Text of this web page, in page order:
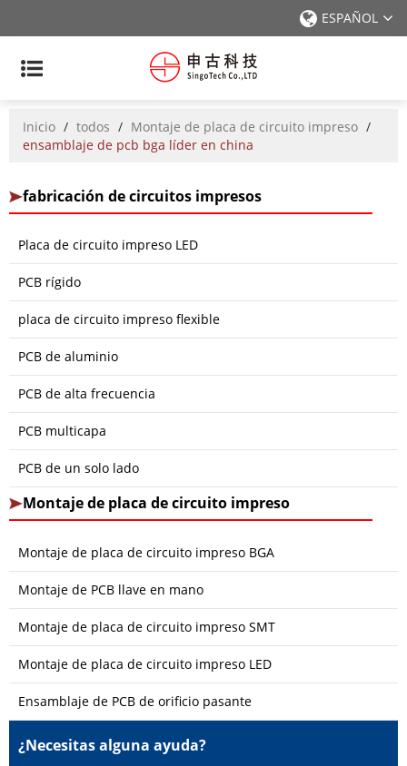
ESPAÑOL
Inicio / todos / Montaje de placa de circuito impreso /
ensamblaje de pcb bga líder en china
fabricación de circuitos impresos
Placa de circuito impreso LED
PCB rígido
placa de circuito impreso flexible
PCB de aluminio
PCB de alta frecuencia
PCB multicapa
PCB de un solo lado
Montaje de placa de circuito impreso
Montaje de placa de circuito impreso BGA
Montaje de PCB llave en mano
Montaje de placa de circuito impreso SMT
Montaje de placa de circuito impreso LED
Ensamblaje de PCB de orificio pasante
¿Necesitas alguna ayuda?